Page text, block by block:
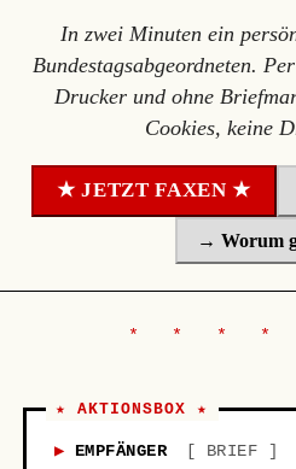
In zwei Minuten ein
Bundestagsabgeordneten.
Drucker und ohne
Cookies, keine
★ JETZT FAXEN ★
→ Worum
★ AKTIONSBOX ★
EMPFÄNGER BRIEF